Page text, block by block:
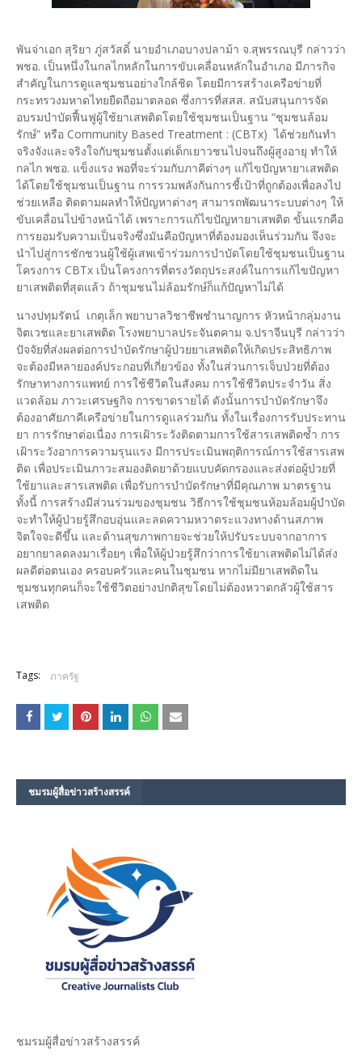
พันจ่าเอก สุริยา ภู่สวัสดิ์ นายอำเภอบางปลาม้า จ.สุพรรณบุรี กล่าวว่า
พชอ. เป็นหนึ่งในกลไกหลักในการขับเคลื่อนหลักในอำเภอ มีภารกิจ
สำคัญในการดูแลชุมชนอย่างใกล้ชิด โดยมีการสร้างเครือข่ายที่
กระทรวงมหาดไทยยืดถือมาตลอด ซึ่งการที่สสส. สนับสนุนการจัด
อบรมบำบัดฟื้นฟูผู้ใช้ยาเสพติดโดยใช้ชุมชนเป็นฐาน “ชุมชนล้อม
รักษ์” หรือ Community Based Treatment : (CBTx) ได้ช่วยกันทำ
จริงจังและจริงใจกับชุมชนตั้งแต่เด็กเยาวชนไปจนถึงผู้สูงอายุ ทำให้
กลไก พชอ. แข็งแรง พอที่จะร่วมกับภาคีต่างๆ แก้ไขปัญหายาเสพติด
ได้โดยใช้ชุมชนเป็นฐาน การรวมพลังกันการชี้เป้าที่ถูกต้องเพื่อลงไป
ช่วยเหลือ ติดตามผลทำให้ปัญหาต่างๆ สามารถพัฒนาระบบต่างๆ ให้
ขับเคลื่อนไปข้างหน้าได้ เพราะการแก้ไขปัญหายาเสพติด ขั้นแรกคือ
การยอมรับความเป็นจริงซึ่งมันคือปัญหาที่ต้องมองเห็นร่วมกัน จึงจะ
นำไปสู่การชักชวนผู้ใช้ผู้เสพเข้าร่วมการบำบัดโดยใช้ชุมชนเป็นฐาน
โครงการ CBTx เป็นโครงการที่ตรงวัตถุประสงค์ในการแก้ไขปัญหา
ยาเสพติดที่สุดแล้ว ถ้าชุมชนไม่ล้อมรักษ์ก็แก้ปัญหาไม่ได้
นางปทุมรัตน์ เกตุเล็ก พยาบาลวิชาชีพชำนาญการ หัวหน้ากลุ่มงาน
จิตเวชและยาเสพติด โรงพยาบาลประจันตคาม จ.ปราจีนบุรี กล่าวว่า
ปัจจัยที่ส่งผลต่อการบำบัดรักษาผู้ป่วยยาเสพติดให้เกิดประสิทธิภาพ
จะต้องมีหลายองค์ประกอบที่เกี่ยวข้อง ทั้งในส่วนการเจ็บป่วยที่ต้อง
รักษาทางการแพทย์ การใช้ชีวิตในสังคม การใช้ชีวิตประจำวัน สิ่ง
แวดล้อม ภาวะเศรษฐกิจ การขาดรายได้ ดังนั้นการบำบัดรักษาจึง
ต้องอาศัยภาคีเครือข่ายในการดูแลร่วมกัน ทั้งในเรื่องการรับประทาน
ยา การรักษาต่อเนื่อง การเฝ้าระวังติดตามการใช้สารเสพติดซ้ำ การ
เฝ้าระวังอาการความรุนแรง มีการประเมินพฤติการณ์การใช้สารเสพ
ติด เพื่อประเมินภาวะสมองติดยาด้วยแบบคัดกรองและส่งต่อผู้ป่วยที่
ใช้ยาและสารเสพติด เพื่อรับการบำบัดรักษาที่มีคุณภาพ มาตรฐาน
ทั้งนี้ การสร้างมีส่วนร่วมของชุมชน วิธีการใช้ชุมชนห้อมล้อมผู้บำบัด
จะทำให้ผู้ป่วยรู้สึกอบอุ่นและลดความหวาดระแวงทางด้านสภาพ
จิตใจจะดีขึ้น และด้านสุขภาพกายจะช่วยให้ปรับระบบจากอาการ
อยากยาลดลงมาเรื่อยๆ เพื่อให้ผู้ป่วยรู้สึกว่าการใช้ยาเสพติดไม่ได้ส่ง
ผลดีต่อตนเอง ครอบครัวและคนในชุมชน หากไม่มียาเสพติดใน
ชุมชนทุกคนก็จะใช้ชีวิตอย่างปกติสุขโดยไม่ต้องหวาดกลัวผู้ใช้สาร
เสพติด
Tags: ภาครัฐ
ชมรม​ผู้สื่อข่าวสร้างสรรค์​
ชมรม​ผู้สื่อข่าวสร้างสรรค์​